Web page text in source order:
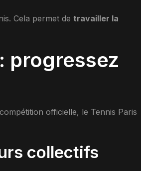
Cela permet de travailler la
progressez
officielle, le Tennis Paris
collectifs